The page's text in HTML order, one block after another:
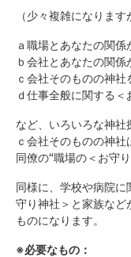
（少々複雑になりま
ａ職場とあなたの関
ｂ会社とあなたの関
ｃ会社そのものの神社
ｄ仕事全般に関する
など、いろいろな神社
ｃ会社そのものの神
同僚の“職場の＜お守
同様に、学校や病院
守り神社＞と家族など
ものになります。
※必要なもの：